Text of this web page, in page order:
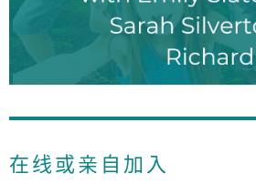
在线或亲自加入